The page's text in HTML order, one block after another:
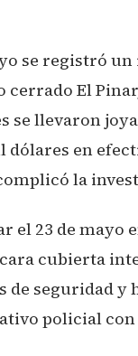
se registró
El
se llevaron
dólares en
la
el 23 de mayo
cubierta
de seguridad y
policial